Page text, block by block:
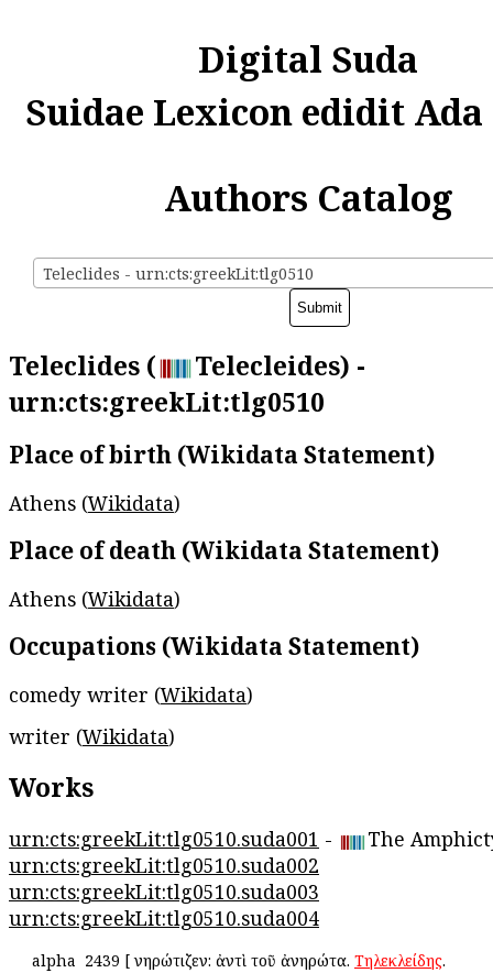
Digital Suda
Suidae Lexicon edidit
Authors Catalog
Teleclides - urn:cts:greekLit:tlg0510
Teleclides (
Telecleides) -
urn:cts:greekLit:tlg0510
Place of birth (Wikidata Statement)
Athens (Wikidata)
Place of death (Wikidata Statement)
Athens (Wikidata)
Occupations (Wikidata Statement)
comedy writer (Wikidata)
writer (Wikidata)
Works
urn:cts:greekLit:tlg0510.suda001 -
The
urn:cts:greekLit:tlg0510.suda002
urn:cts:greekLit:tlg0510.suda003
urn:cts:greekLit:tlg0510.suda004
alpha 2439 [ Ἀνηρώτιζεν: ἀντὶ τοῦ ἀνηρώτα. Τηλεκλείδης.